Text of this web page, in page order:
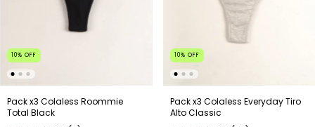
10% OFF
Pack x3 Colaless Roommie
Total Black
10% OFF
Pack x3 Colaless Everyday Tiro
Alto Classic